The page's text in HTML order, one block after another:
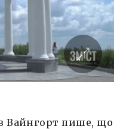
Вайнгорт пише, що